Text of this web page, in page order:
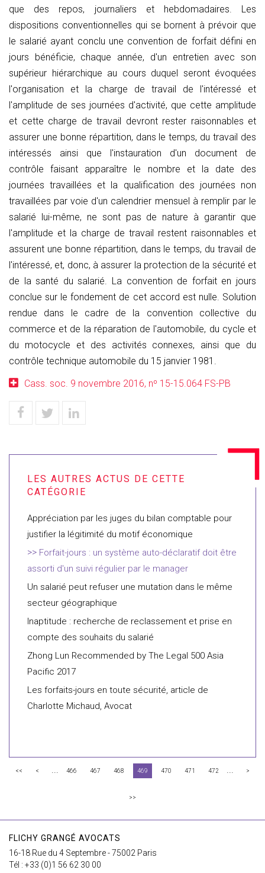
que des repos, journaliers et hebdomadaires. Les
dispositions conventionnelles qui se bornent à prévoir que
le salarié ayant conclu une convention de forfait défini en
jours bénéficie, chaque année, d'un entretien avec son
supérieur hiérarchique au cours duquel seront évoquées
l'organisation et la charge de travail de l'intéressé et
l'amplitude de ses journées d'activité, que cette amplitude
et cette charge de travail devront rester raisonnables et
assurer une bonne répartition, dans le temps, du travail des
intéressés ainsi que l'instauration d'un document de
contrôle faisant apparaître le nombre et la date des
journées travaillées et la qualification des journées non
travaillées par voie d'un calendrier mensuel à remplir par le
salarié lui-même, ne sont pas de nature à garantir que
l'amplitude et la charge de travail restent raisonnables et
assurent une bonne répartition, dans le temps, du travail de
l'intéressé, et, donc, à assurer la protection de la sécurité et
de la santé du salarié. La convention de forfait en jours
conclue sur le fondement de cet accord est nulle. Solution
rendue dans le cadre de la convention collective du
commerce et de la réparation de l'automobile, du cycle et
du motocycle et des activités connexes, ainsi que du
contrôle technique automobile du 15 janvier 1981.
Cass. soc. 9 novembre 2016, nº 15-15.064 FS-PB
Appréciation par les juges du bilan comptable pour
justifier la légitimité du motif économique
Forfait-jours : un système auto-déclaratif doit être
assorti d'un suivi régulier par le manager
Un salarié peut refuser une mutation dans le même
secteur géographique
Inaptitude : recherche de reclassement et prise en
compte des souhaits du salarié
Zhong Lun Recommended by The Legal 500 Asia
Pacific 2017
Les forfaits-jours en toute sécurité, article de
Charlotte Michaud, Avocat
<< < ... 466 467 468 469 470 471 472 ... >
>>
FLICHY GRANGÉ AVOCATS
16-18 Rue du 4 Septembre - 75002 Paris
Tél : +33 (0)1 56 62 30 00